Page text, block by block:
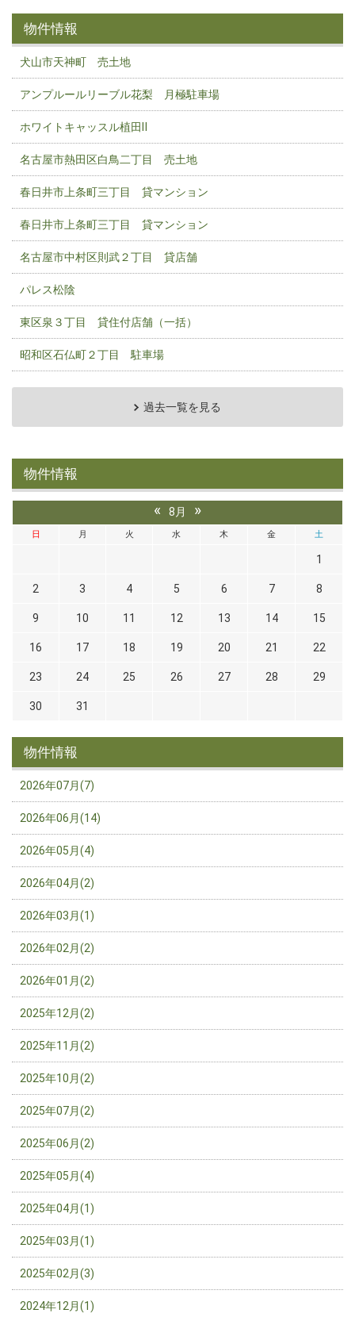
物件情報
犬山市天神町 売土地
アンプルールリーブル花梨 月極駐車場
ホワイトキャッスル植田Ⅱ
名古屋市熱田区白鳥二丁目 売土地
春日井市上条町三丁目 貸マンション
春日井市上条町三丁目 貸マンション
名古屋市中村区則武２丁目 貸店舗
パレス松陰
東区泉３丁目 貸住付店舗（一括）
昭和区石仏町２丁目 駐車場
過去一覧を見る
物件情報
« 8月 »
日 月 火 水 木 金 土
1
2 3 4 5 6 7 8
9 10 11 12 13 14 15
16 17 18 19 20 21 22
23 24 25 26 27 28 29
30 31
物件情報
2026年07月(7)
2026年06月(14)
2026年05月(4)
2026年04月(2)
2026年03月(1)
2026年02月(2)
2026年01月(2)
2025年12月(2)
2025年11月(2)
2025年10月(2)
2025年07月(2)
2025年06月(2)
2025年05月(4)
2025年04月(1)
2025年03月(1)
2025年02月(3)
2024年12月(1)